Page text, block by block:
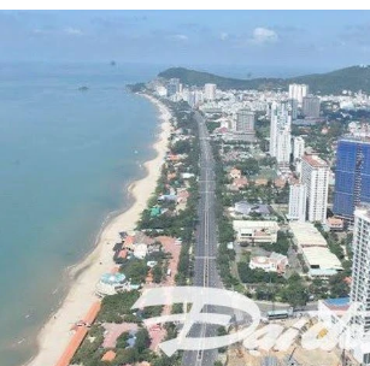
FRANCOPHONIE
PAYS NATAL
INTERNATIONAL
MÉGASTORIE
INFOGRAPHIE
PHOTO